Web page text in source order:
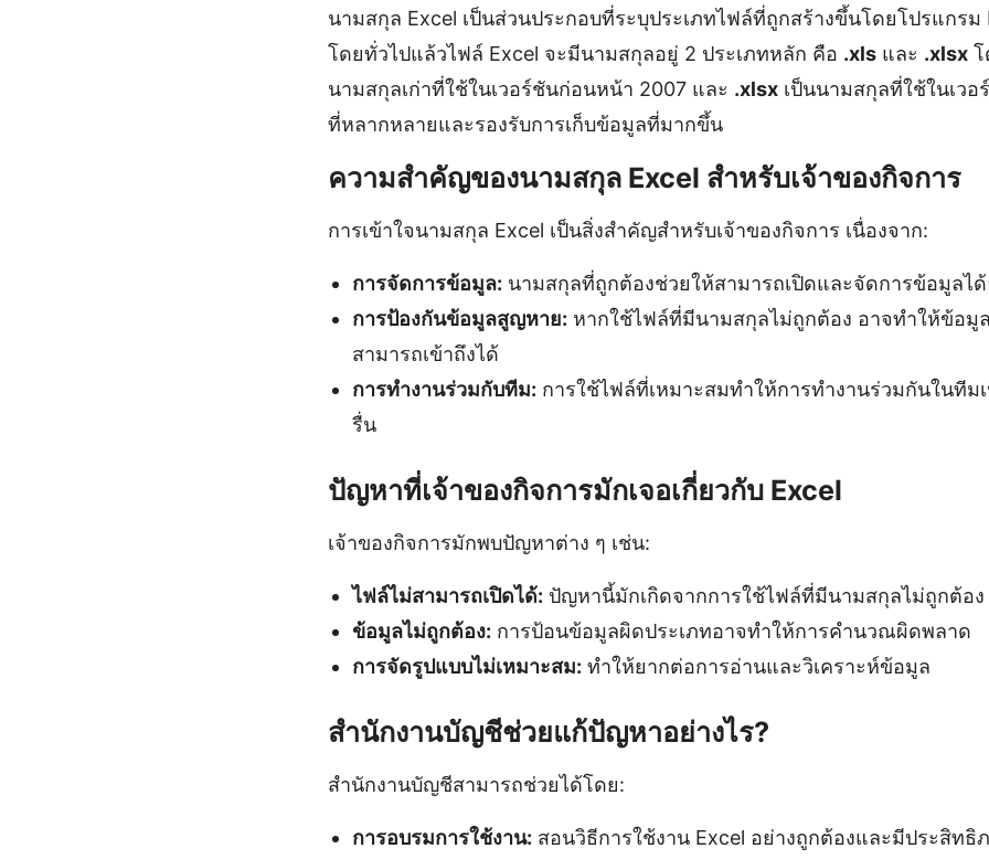
นามสกุล Excel เป็นส่วนประกอบที่ระบุประเภทไฟล์ที่ถูกสร้างขึ้นโดยโปรแกร
โดยทั่วไปแล้วไฟล์ Excel จะมีนามสกุลอยู่ 2 ประเภทหลัก คือ .xls และ .xlsx โ
นามสกุลเก่าที่ใช้ในเวอร์ชันก่อนหน้า 2007 และ .xlsx เป็นนามสกุลที่ใช้ในเว
ที่หลากหลายและรองรับการเก็บข้อมูลที่มากขึ้น
ความสำคัญของนามสกุล Excel สำหรับเจ้าของกิจการ
การเข้าใจนามสกุล Excel เป็นสิ่งสำคัญสำหรับเจ้าของกิจการ เนื่องจาก:
การจัดการข้อมูล: นามสกุลที่ถูกต้องช่วยให้สามารถเปิดและจัดการข้อมูลไ
การป้องกันข้อมูลสูญหาย: หากใช้ไฟล์ที่มีนามสกุลไม่ถูกต้อง อาจทำให้ข้อมู
สามารถเข้าถึงได้
การทำงานร่วมกับทีม: การใช้ไฟล์ที่เหมาะสมทำให้การทำงานร่วมกันในทีม
รื่น
ปัญหาที่เจ้าของกิจการมักเจอเกี่ยวกับ Excel
เจ้าของกิจการมักพบปัญหาต่าง ๆ เช่น:
ไฟล์ไม่สามารถเปิดได้: ปัญหานี้มักเกิดจากการใช้ไฟล์ที่มีนามสกุลไม่ถูกต้อง
ข้อมูลไม่ถูกต้อง: การป้อนข้อมูลผิดประเภทอาจทำให้การคำนวณผิดพลาด
การจัดรูปแบบไม่เหมาะสม: ทำให้ยากต่อการอ่านและวิเคราะห์ข้อมูล
สำนักงานบัญชีช่วยแก้ปัญหาอย่างไร?
สำนักงานบัญชีสามารถช่วยได้โดย:
การอบรมการใช้งาน: สอนวิธีการใช้งาน Excel อย่างถูกต้องและมีประสิทธิ